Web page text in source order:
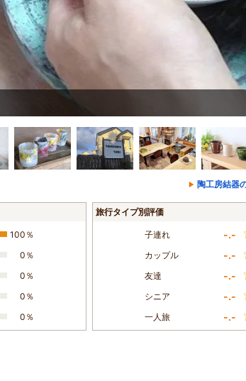
陶工房結器
100％
0％
0％
0％
0％
旅行タイプ別評価
子連れ -.-
カップル -.-
友達 -.-
シニア -.-
一人旅 -.-